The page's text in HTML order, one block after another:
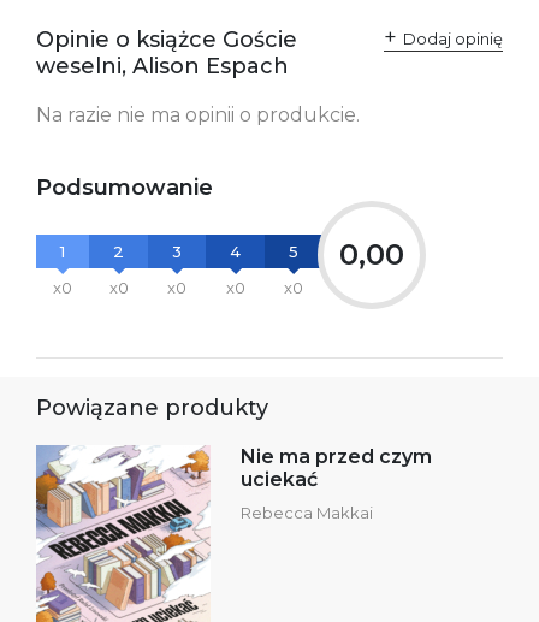
Polska
kontakt@wydajenamsie.pl
+48 61 623 38 38
Ostrzeżenia oraz
Załącznik PDF
Opinie o książce Goście
weselni, Alison Espach
Dodaj opinię
Na razie nie ma opinii o produkcie.
Podsumowanie
1
x0
2
x0
3
x0
4
x0
5
x0
0,00
Powiązane produkty
Nie ma przed czym
uciekać
Rebecca Makkai